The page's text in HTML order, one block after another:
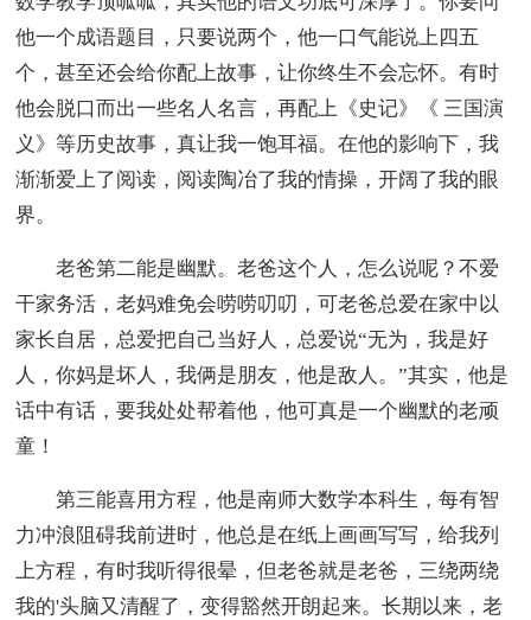
他一个成语题目，只要说两个，他一口气能说上四五
个，甚至还会给你配上故事，让你终生不会忘怀。有时
他会脱口而出一些名人名言，再配上《史记》《 三国演
义》等历史故事，真让我一饱耳福。在他的影响下，我
渐渐爱上了阅读，阅读陶冶了我的情操，开阔了我的眼
界。
老爸第二能是幽默。老爸这个人，怎么说呢？不爱
干家务活，老妈难免会唠唠叨叨，可老爸总爱在家中以
家长自居，总爱把自己当好人，总爱说“无为，我是好
人，你妈是坏人，我俩是朋友，他是敌人。”其实，他是
话中有话，要我处处帮着他，他可真是一个幽默的老顽
童！
第三能喜用方程，他是南师大数学本科生，每有智
力冲浪阻碍我前进时，他总是在纸上画画写写，给我列
上方程，有时我听得很晕，但老爸就是老爸，三绕两绕
我的'头脑又清醒了，变得豁然开朗起来。长期以来，老